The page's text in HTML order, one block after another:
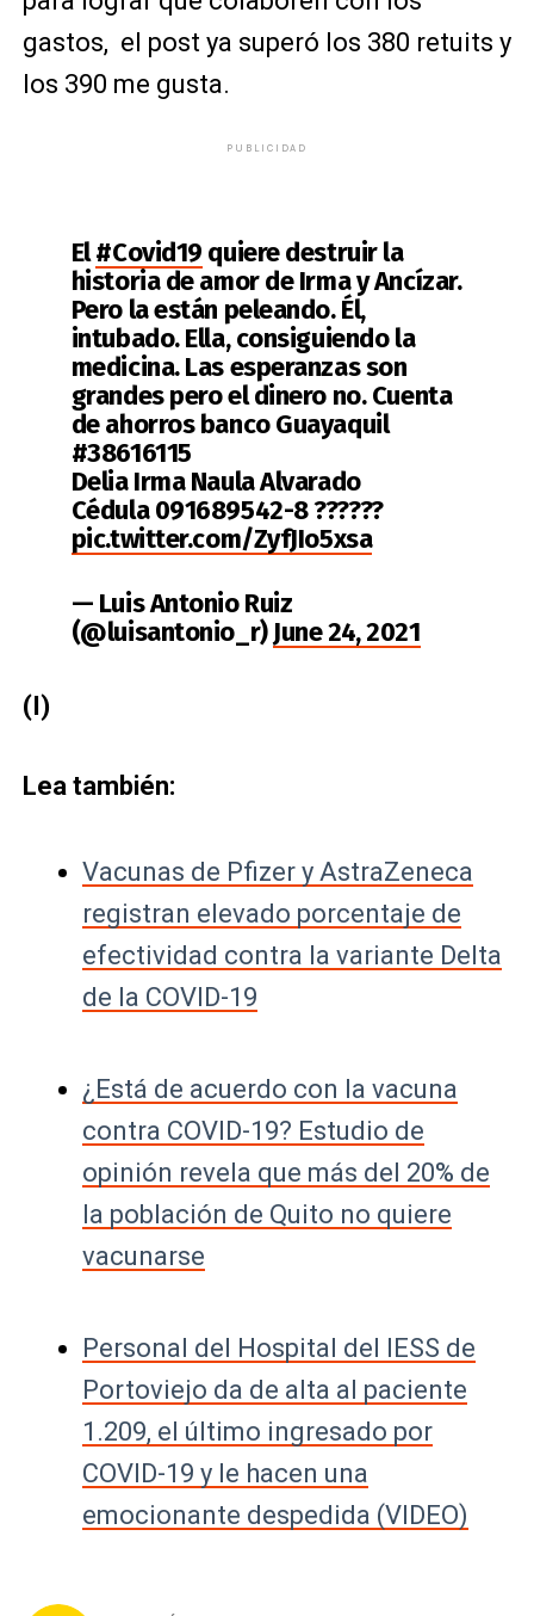
gastos, el post ya superó los 380 retuits y
los 390 me gusta.
PUBLICIDAD
El#Covid19 quiere destruir la
historia de amor de Irma y Ancízar.
Pero la están peleando. Él,
intubado. Ella, consiguiendo la
medicina. Las esperanzas son
grandes pero el dinero no. Cuenta
de ahorros banco Guayaquil
#38616115
Delia Irma Naula Alvarado
Cédula 091689542-8 ??????
pic.twitter.com/ZyfJIo5xsa
— Luis Antonio Ruiz
(@luisantonio_r)June 24, 2021
(I)
Lea también:
Vacunas de Pfizer y AstraZeneca
registran elevado porcentaje de
efectividad contra la variante Delta
de la COVID-19
¿Está de acuerdo con la vacuna
contra COVID-19? Estudio de
opinión revela que más del 20% de
la población de Quito no quiere
vacunarse
Personal del Hospital del IESS de
Portoviejo da de alta al paciente
1.209, el último ingresado por
COVID-19 y le hacen una
emocionante despedida (VIDEO)